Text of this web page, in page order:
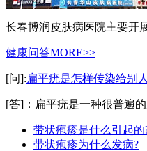
长春博润皮肤病医院主要开
健康问答MORE>>
[问]:扁平疣是怎样传染给别
[答]：扁平疣是一种很普遍
带状疱疹是什么引起的
带状疱疹为什么发病?